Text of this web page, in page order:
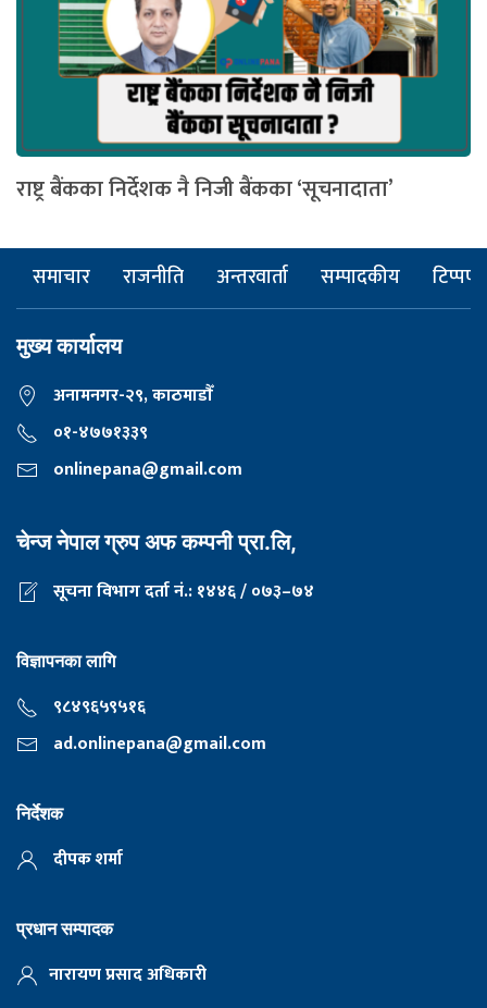
राष्ट्र बैंकका निर्देशक नै निजी बैंकका ‘सूचनादाता’
समाचार राजनीति अन्तरवार्ता सम्पादकीय टिप्पणी
मुख्य कार्यालय
अनामनगर-२९, काठमाडाैँ
०१-४७७१३३९
onlinepana@gmail.com
चेन्ज नेपाल ग्रुप अफ कम्पनी प्रा.लि,
सूचना विभाग दर्ता नं.: १४४६ / ०७३–७४
विज्ञापनका लागि
९८४९६५९५१६
ad.onlinepana@gmail.com
निर्देशक
दीपक शर्मा
प्रधान सम्पादक
नारायण प्रसाद अधिकारी